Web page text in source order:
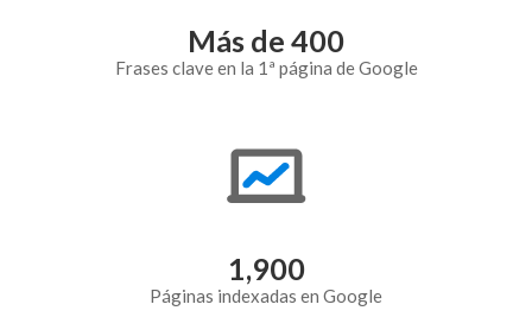
Frases clave en la 1ª página de Google
Más de 400
Páginas indexadas en Google
1,900